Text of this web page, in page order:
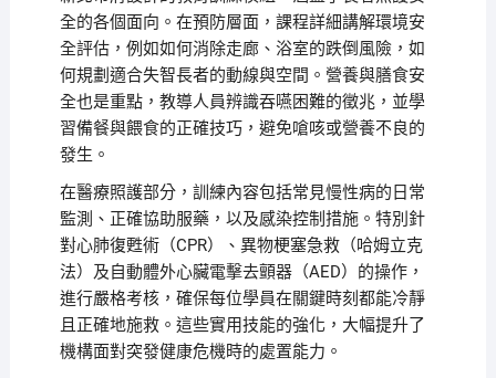
全的各個面向。在預防層面，課程詳細講解環境安
全評估，例如如何消除走廊、浴室的跌倒風險，如
何規劃適合失智長者的動線與空間。營養與膳食安
全也是重點，教導人員辨識吞嚥困難的徵兆，並學
習備餐與餵食的正確技巧，避免嗆咳或營養不良的
發生。
在醫療照護部分，訓練內容包括常見慢性病的日常
監測、正確協助服藥，以及感染控制措施。特別針
對心肺復甦術（CPR）、異物梗塞急救（哈姆立克
法）及自動體外心臟電擊去顫器（AED）的操作，
進行嚴格考核，確保每位學員在關鍵時刻都能冷靜
且正確地施救。這些實用技能的強化，大幅提升了
機構面對突發健康危機時的處置能力。